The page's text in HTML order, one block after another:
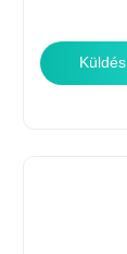
Küldés